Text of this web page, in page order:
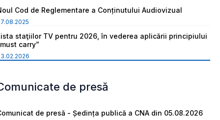
Cod de Reglementare a Conținutului Audiovizual
staţiilor TV pentru 2026, în vederea aplicării principiului
carry”
de presă
de presă - Ședința publică a CNA din 05.08.2026